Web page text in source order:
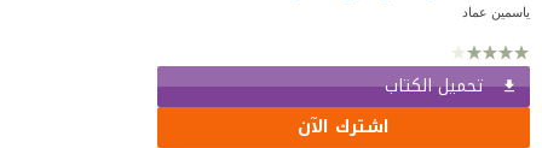
ياسمين عماد
تحميل الكتاب
اشترك الآن